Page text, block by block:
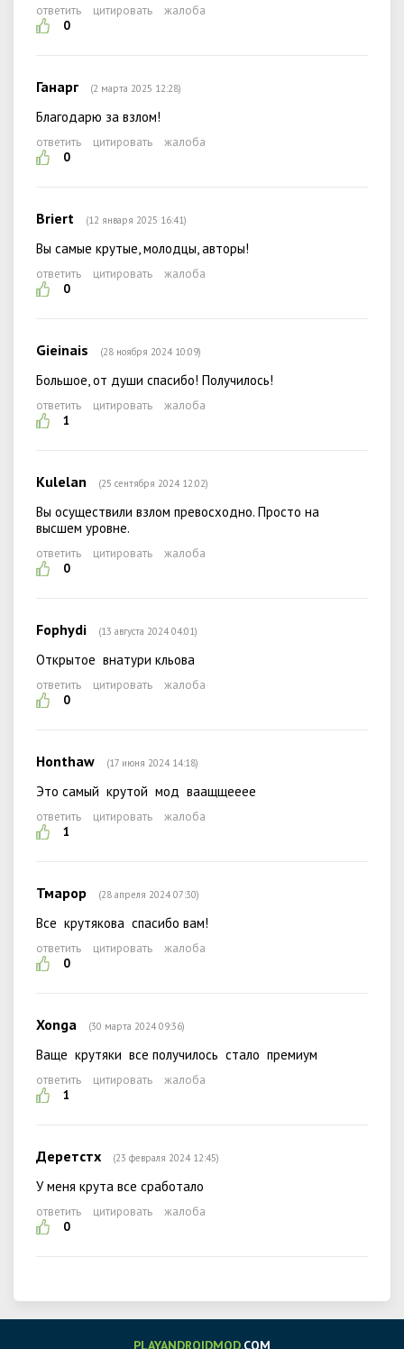
ответить цитировать
жалоба
0
Ганарг (2 марта 2025 12:28)
Благодарю за взлом!
ответить цитировать
жалоба
0
Briert (12 января 2025 16:41)
Вы самые крутые, молодцы, авторы!
ответить цитировать
жалоба
0
Gieinais (28 ноября 2024 10:09)
Большое, от души спасибо! Получилось!
ответить цитировать
жалоба
1
Kulelan (25 сентября 2024 12:02)
Вы осуществили взлом превосходно. Просто на
высшем уровне.
ответить цитировать
жалоба
0
Fophydi (13 августа 2024 04:01)
Открытое внатури кльова
ответить цитировать
жалоба
0
Honthaw (17 июня 2024 14:18)
Это самый крутой мод ваащщееее
ответить цитировать
жалоба
1
Тмарор (28 апреля 2024 07:30)
Все крутякова спасибо вам!
ответить цитировать
жалоба
0
Xonga (30 марта 2024 09:36)
Ваще крутяки все получилось стало премиум
ответить цитировать
жалоба
1
Деретстх (23 февраля 2024 12:45)
У меня крута все сработало
ответить цитировать
жалоба
0
PLAYANDROIDMOD.COM